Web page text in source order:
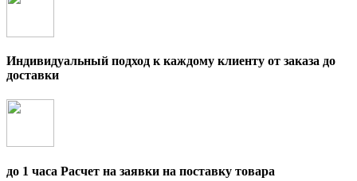
Индивидуальный подход к каждому клиенту от заказа до
доставки
до 1 часа Расчет на заявки на поставку товара